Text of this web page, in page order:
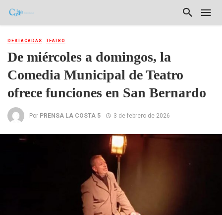
DESTACADAS TEATRO
De miércoles a domingos, la
Comedia Municipal de Teatro
ofrece funciones en San Bernardo
Por PRENSA LA COSTA 5 3 de febrero de 2026